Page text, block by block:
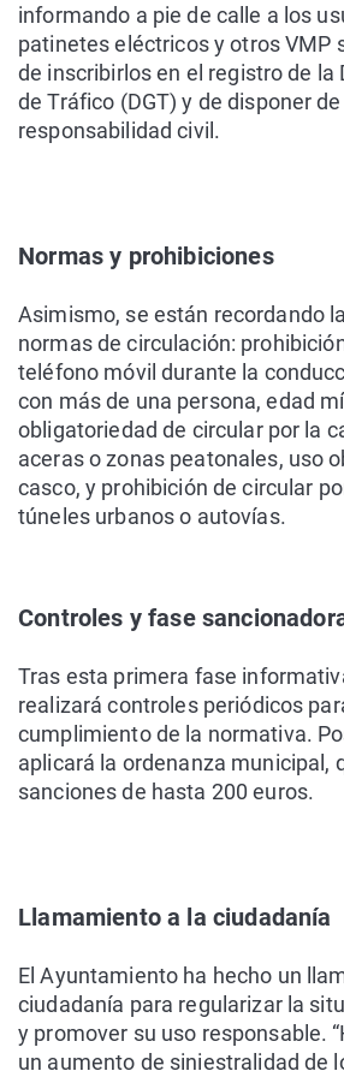
informando a pie de calle a los
patinetes eléctricos y otros VMP
de inscribirlos en el registro de la
de Tráfico (DGT) y de disponer
responsabilidad civil.
Normas y prohibiciones
Asimismo, se están recordando
normas de circulación:
teléfono móvil durante la
con más de una persona, edad
obligatoriedad de circular por la
aceras o zonas peatonales, uso
casco, y prohibición de circular
túneles urbanos o autovías.
Controles y fase
Tras esta primera fase
realizará controles periódicos
cumplimiento de la normativa.
aplicará la ordenanza municipal,
sanciones de hasta 200 euros.
Llamamiento a la ciudadanía
El Ayuntamiento ha hecho un
ciudadanía para regularizar la
y promover su uso responsable.
un aumento de siniestralidad de